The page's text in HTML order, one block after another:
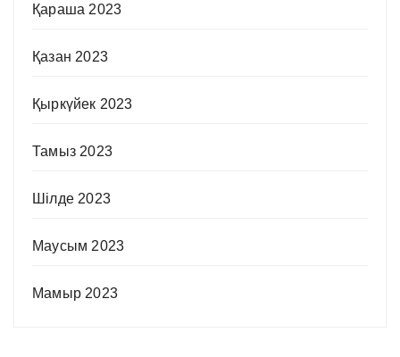
Қараша 2023
Қазан 2023
Қыркүйек 2023
Тамыз 2023
Шілде 2023
Маусым 2023
Мамыр 2023